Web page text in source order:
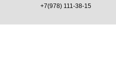
+7(978) 111-38-15